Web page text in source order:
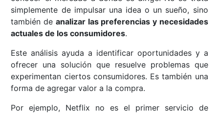
simplemente de impulsar una idea o un sueño, sino
también de analizar las preferencias y necesidades
actuales de los consumidores.
Este análisis ayuda a identificar oportunidades y a
ofrecer una solución que resuelve problemas que
experimentan ciertos consumidores. Es también una
forma de agregar valor a la compra.
Por ejemplo, Netflix no es el primer servicio de